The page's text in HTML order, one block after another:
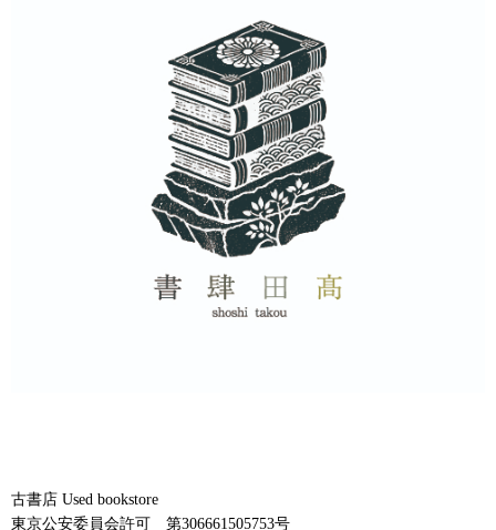
古書店 Used bookstore
東京公安委員会許可 第306661505753号